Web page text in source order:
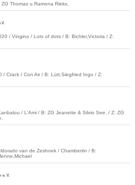
Thomas u.Ramona Rieks,
/ Vingino / Lots of dots / B: Bichler,Victoria / Z:
/ Crack / Con Air / B: Lütt,Siegfried Ingo / Z:
/ L'Ami / B: ZG Jeanette & Silvio See, / Z: ZG
van de Zeshoek / Chambertin / B:
e. V.